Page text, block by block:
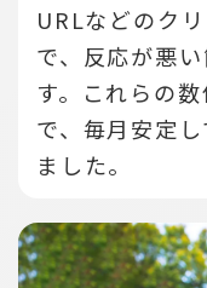
URLなどのク
で、反応が悪
す。
これらの
で、毎月安定
ました。